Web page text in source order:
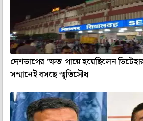
দেশভাগের 'ক্ষত' গায়ে হয়েছিলেন
সম্মানেই বসছে স্মৃতিসৌধ